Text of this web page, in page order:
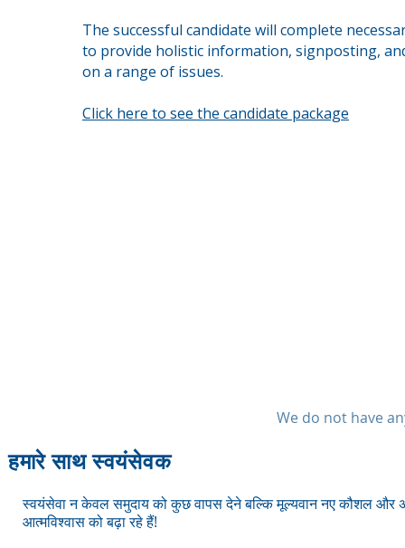
The successful candidate will complete
to provide holistic information, signposting,
on a range of issues.
Click here to see the candidate package
We do not have
हमारे साथ स्वयंसेवक
स्वयंसेवा न केवल समुदाय को कुछ वापस देने बल्कि मूल्यवान नए कौशल
आत्मविश्वास को बढ़ा रहे हैं!